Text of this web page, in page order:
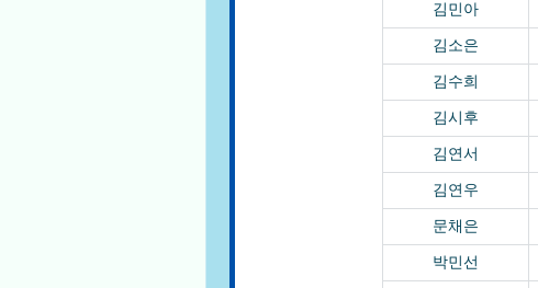
김민아
김소은
김수희
김시후
김연서
김연우
문채은
박민선